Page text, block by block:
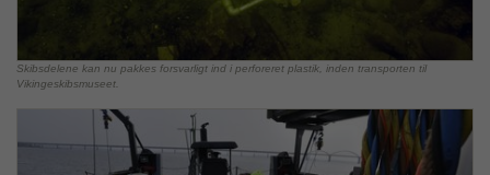
Skibsdelene kan nu pakkes forsvarligt ind i perforeret plastik, inden transporten til
Vikingeskibsmuseet.